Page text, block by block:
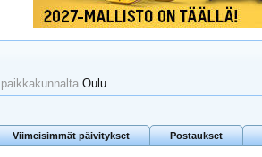
paikkakunnalta Oulu
Viimeisimmät päivitykset Postaukset